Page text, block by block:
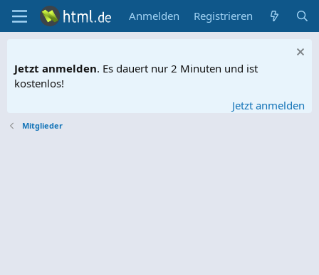
Anmelden Registrieren
Jetzt anmelden. Es dauert nur 2 Minuten und ist
kostenlos!
Jetzt anmelden
Mitglieder